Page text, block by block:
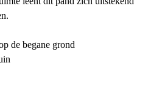
de begane grond